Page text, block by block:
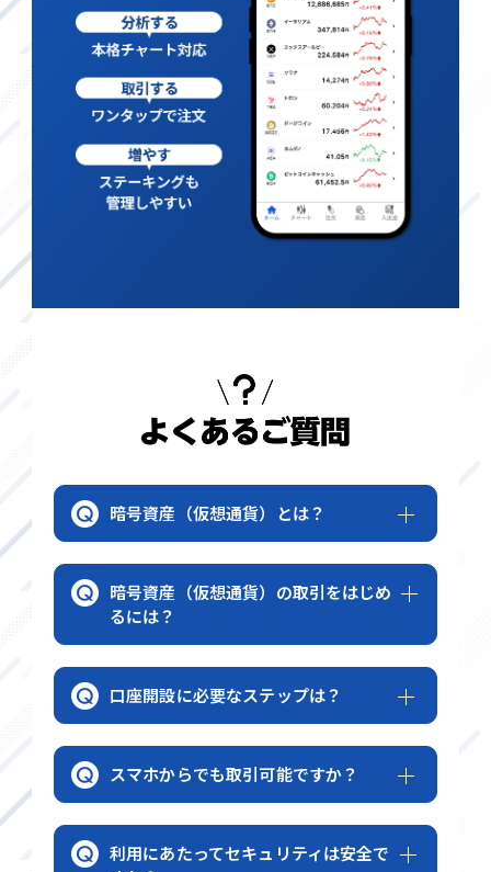
暗号資産（仮想通貨）とは？
暗号資産（仮想通貨）の取引をはじめ
るには？
口座開設に必要なステップは？
スマホからでも取引可能ですか？
利用にあたってセキュリティは安全で